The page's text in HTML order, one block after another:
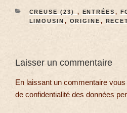
CREUSE (23) , ENTRÉES ,
LIMOUSIN , ORIGINE ,
Laisser un commentaire
En laissant un commentaire
de confidentialité des données